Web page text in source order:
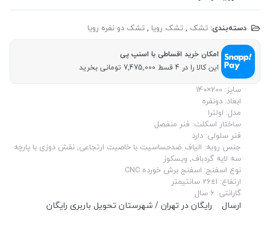
دسته‌بندی: تشک ,تشک رویا ,تشک دو نفره رویا
امکان خرید اقساطی با اسنپ پی
این کالا را در 4 قسط 7,475,000 تومانی بخرید
سایز: 200×140
ابعاد: دونفره
مدل: اولترا
ساختار اسکلت: فنر منفصل
فنر سلولی: دارد
جنس رویه: الیاف ضدحساسیت با خاصیت ارتجاعی, نقش دوزی با پارچه
سه لایه گردباف, ویسکوز
نوع اسفنج: اسفنج برش خورده CNC
ارتفاع: 1±26 سانتیمتر
گارانتی: 6 سال
ارسال رایگان در تهران / شهرستان تحویل باربری رایگان